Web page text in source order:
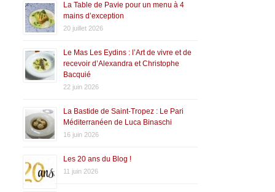
La Table de Pavie pour un menu à 4
mains d’exception
20 juillet 2026
Le Mas Les Eydins : l’Art de vivre et de
recevoir d’Alexandra et Christophe
Bacquié
22 juin 2026
La Bastide de Saint-Tropez : Le Pari
Méditerranéen de Luca Binaschi
16 juin 2026
Les 20 ans du Blog !
11 juin 2026